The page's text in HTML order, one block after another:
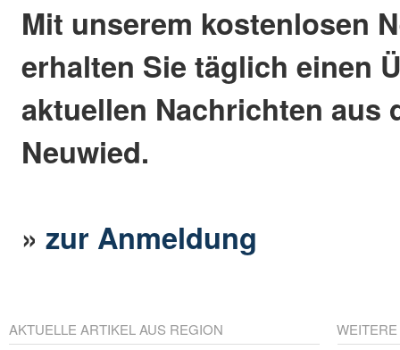
Mit unserem kostenlosen
erhalten Sie täglich einen
aktuellen Nachrichten aus
Neuwied.
»zur Anmeldung
AKTUELLE ARTIKEL AUS REGION